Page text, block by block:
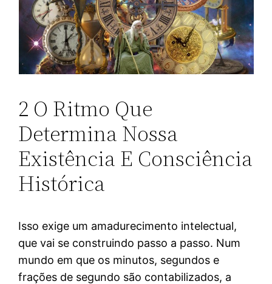
2 O Ritmo Que
Determina Nossa
Existência E Consciência
Histórica
Isso exige um amadurecimento intelectual,
que vai se construindo passo a passo. Num
mundo em que os minutos, segundos e
frações de segundo são contabilizados, a